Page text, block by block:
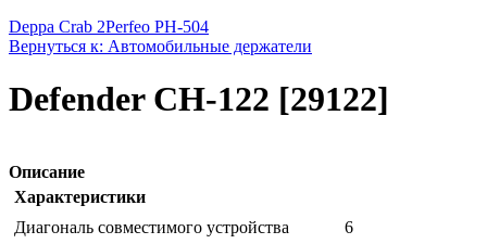
Deppa Crab 2Perfeo PH-504
Вернуться к: Автомобильные держатели
Defender CH-122 [29122]
Описание
Характеристики
Диагональ совместимого устройства
6